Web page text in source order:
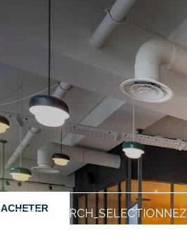
ACHETER
TEXT_SEARCH_SELECTIONNEZ